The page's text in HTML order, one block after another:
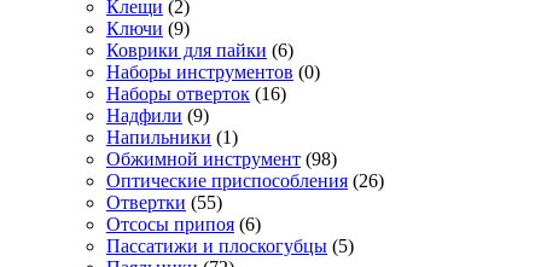
Клещи (2)
Ключи (9)
Коврики для пайки (6)
Наборы инструментов (0)
Наборы отверток (16)
Надфили (9)
Напильники (1)
Обжимной инструмент (98)
Оптические приспособления (26)
Отвертки (55)
Отсосы припоя (6)
Пассатижи и плоскогубцы (5)